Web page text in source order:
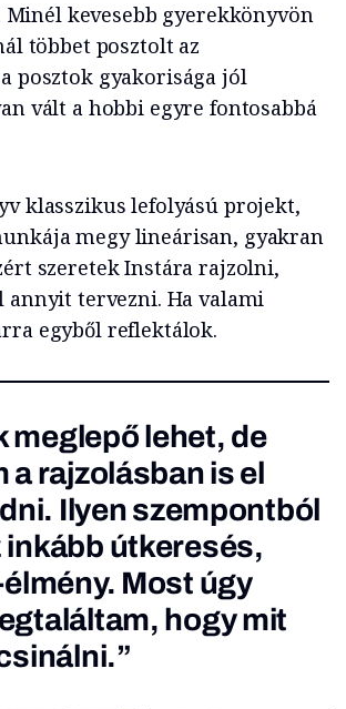
kevesebb gyerekkönyvön
többet posztolt az
posztok gyakorisága jól
vált a hobbi egyre fontosabbá
klasszikus lefolyású projekt,
megy lineárisan, gyakran
szeretek Instára rajzolni,
tervezni. Ha valami
egyből reflektálok.
meglepő lehet, de
a rajzolásban is el
Ilyen szempontból
inkább útkeresés,
Most úgy
hogy mit